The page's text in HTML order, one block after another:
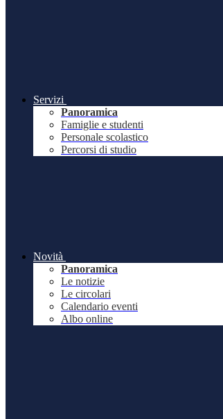
Servizi
Panoramica
Famiglie e studenti
Personale scolastico
Percorsi di studio
Novità
Panoramica
Le notizie
Le circolari
Calendario eventi
Albo online